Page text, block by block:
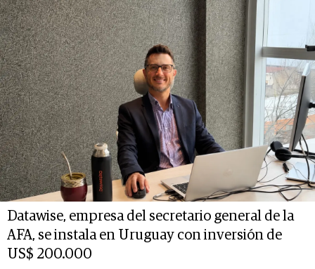
Datawise, empresa del secretario general de la
AFA, se instala en Uruguay con inversión de
US$ 200.000